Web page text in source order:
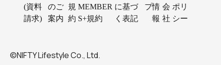
(資料
請求)
のご
案内
規
約
MEMBER
S+規約
に基づ
く表記
プ情
報
会
社
ポリ
シー
©NIFTY Lifestyle Co., Ltd.